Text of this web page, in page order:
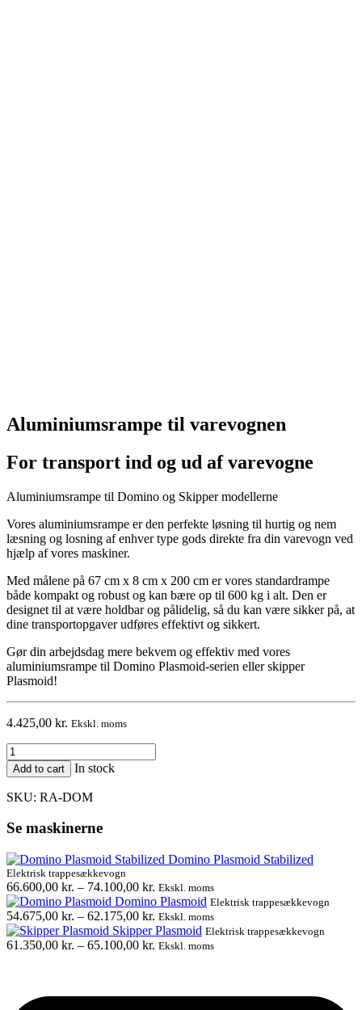
Aluminiumsrampe til varevognen
For transport ind og ud af varevogne
Aluminiumsrampe til Domino og Skipper modellerne
Vores aluminiumsrampe er den perfekte løsning til hurtig og nem
læsning og losning af enhver type gods direkte fra din varevogn ved
hjælp af vores maskiner.
Med målene på 67 cm x 8 cm x 200 cm er vores standardrampe
både kompakt og robust og kan bære op til 600 kg i alt. Den er
designet til at være holdbar og pålidelig, så du kan være sikker på, at
dine transportopgaver udføres effektivt og sikkert.
Gør din arbejdsdag mere bekvem og effektiv med vores
aluminiumsrampe til Domino Plasmoid-serien eller skipper
Plasmoid!
4.425,00 kr. Ekskl. moms
Aluminiumsrampe
quantity
Add to cart In stock
SKU: RA-DOM
Se maskinerne
Domino Plasmoid Stabilized
Elektrisk trappesækkevogn
66.600,00 kr. – 74.100,00 kr. Ekskl. moms
Domino Plasmoid Elektrisk trappesækkevogn
54.675,00 kr. – 62.175,00 kr. Ekskl. moms
Skipper Plasmoid Elektrisk trappesækkevogn
61.350,00 kr. – 65.100,00 kr. Ekskl. moms